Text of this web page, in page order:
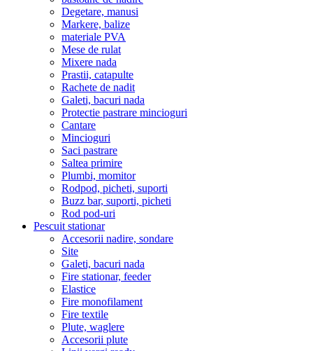
Degetare, manusi
Markere, balize
materiale PVA
Mese de rulat
Mixere nada
Prastii, catapulte
Rachete de nadit
Galeti, bacuri nada
Protectie pastrare mincioguri
Cantare
Mincioguri
Saci pastrare
Saltea primire
Plumbi, momitor
Rodpod, picheti, suporti
Buzz bar, suporti, picheti
Rod pod-uri
Pescuit stationar
Accesorii nadire, sondare
Site
Galeti, bacuri nada
Fire stationar, feeder
Elastice
Fire monofilament
Fire textile
Plute, waglere
Accesorii plute